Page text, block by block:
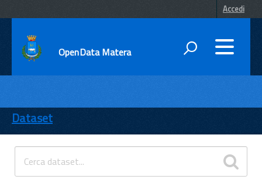
Accedi
OpenData Matera
ENTI
TEMI
INFORMAZIONI
Dataset